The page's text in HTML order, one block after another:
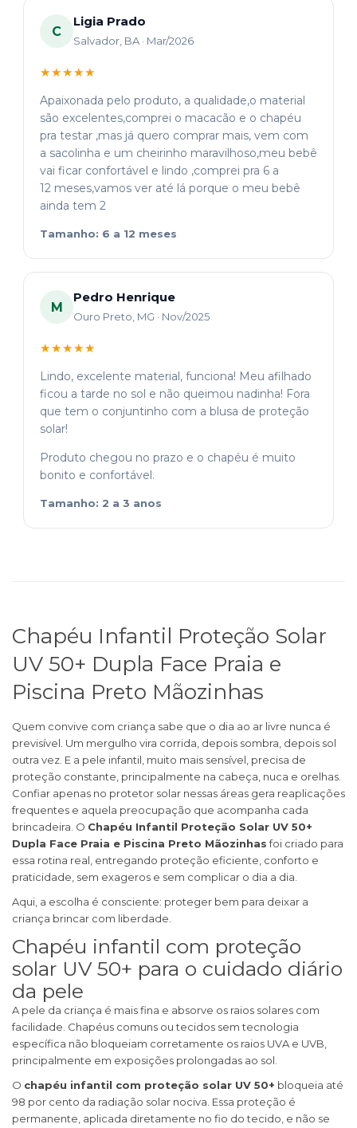
C
Ligia Prado
Salvador, BA · Mar/2026
★★★★★
Apaixonada pelo produto, a qualidade,o material
são excelentes,comprei o macacão e o chapéu
pra testar ,mas já quero comprar mais, vem com
a sacolinha e um cheirinho maravilhoso,meu bebê
vai ficar confortável e lindo ,comprei pra 6 a
12 meses,vamos ver até lá porque o meu bebê
ainda tem 2
Tamanho: 6 a 12 meses
M
Pedro Henrique
Ouro Preto, MG · Nov/2025
★★★★★
Lindo, excelente material, funciona! Meu afilhado
ficou a tarde no sol e não queimou nadinha! Fora
que tem o conjuntinho com a blusa de proteção
solar!
Produto chegou no prazo e o chapéu é muito
bonito e confortável.
Tamanho: 2 a 3 anos
Chapéu Infantil Proteção Solar
UV 50+ Dupla Face Praia e
Piscina Preto Mãozinhas
Quem convive com criança sabe que o dia ao ar livre nunca é
previsível. Um mergulho vira corrida, depois sombra, depois sol
outra vez. E a pele infantil, muito mais sensível, precisa de
proteção constante, principalmente na cabeça, nuca e orelhas.
Confiar apenas no protetor solar nessas áreas gera reaplicações
frequentes e aquela preocupação que acompanha cada
brincadeira. O Chapéu Infantil Proteção Solar UV 50+
Dupla Face Praia e Piscina Preto Mãozinhasfoi criado para
essa rotina real, entregando proteção eficiente, conforto e
praticidade, sem exageros e sem complicar o dia a dia.
Aqui, a escolha é consciente: proteger bem para deixar a
criança brincar com liberdade.
Chapéu infantil com proteção
solar UV 50+ para o cuidado diário
da pele
A pele da criança é mais fina e absorve os raios solares com
facilidade. Chapéus comuns ou tecidos sem tecnologia
específica não bloqueiam corretamente os raios UVA e UVB,
principalmente em exposições prolongadas ao sol.
O chapéu infantil com proteção solar UV 50+ bloqueia até
98 por cento da radiação solar nociva. Essa proteção é
permanente, aplicada diretamente no fio do tecido, e não se